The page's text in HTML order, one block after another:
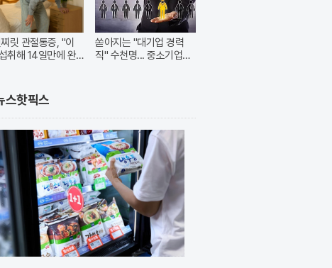
릿 관절통증, "이
취해 14일만에 완
쏟아지는 "대기업 경력
직" 수천명... 중소기업은
스핫픽스